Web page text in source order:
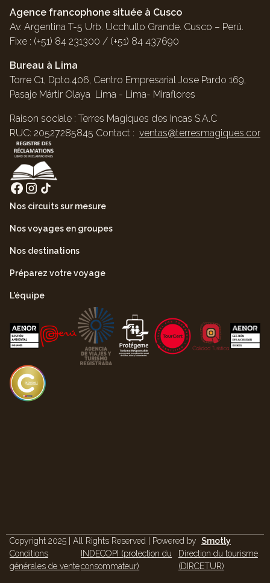
Agence francophone située à Cusco
Av. Argentina T-5 Urb. Ucchullo Grande. Cusco – Perú.
Fixe : (+51) 84 231300 / (+51) 84 437690
Bureau à Lima
Torre C1, Dpto.406, Centro Empresarial Jose Pardo 169,
Pasaje Mártir Olaya Lima - Lima- Miraflores
Raison sociale : Terres Magiques des Incas S.A.C
RUC: 20527285845 Contact : ventas@terresmagiques.com
Nos circuits sur mesure
Nos voyages en groupes
Nos destinations
Préparez votre voyage
L'équipe
Copyright 2025 | All Rights Reserved | Powered by Smotly
Conditions
générales de vente
INDECOPI (protection du
consommateur)
Direction du tourisme
(DIRCETUR)